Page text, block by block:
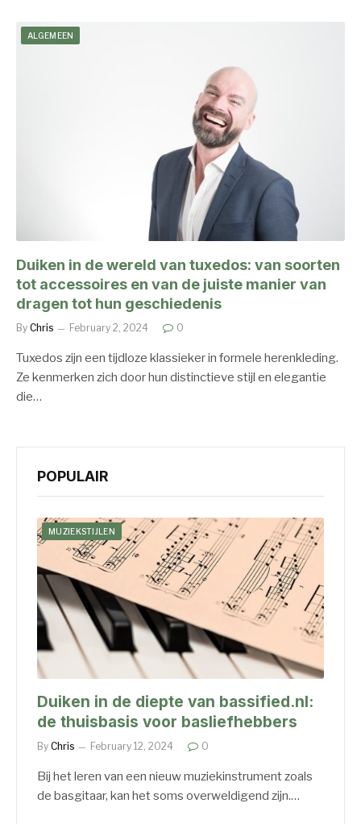
ALGEMEEN
Duiken in de wereld van tuxedos: van soorten
tot accessoires en van de juiste manier van
dragen tot hun geschiedenis
By Chris February 2, 2024 0
Tuxedos zijn een tijdloze klassieker in formele herenkleding.
Ze kenmerken zich door hun distinctieve stijl en elegantie
die…
POPULAIR
MUZIEKSTIJLEN
Duiken in de diepte van bassified.nl:
de thuisbasis voor basliefhebbers
By Chris February 12, 2024 0
Bij het leren van een nieuw muziekinstrument zoals
de basgitaar, kan het soms overweldigend zijn.…